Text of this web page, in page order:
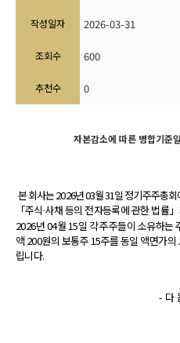
작성일자 2026-03-31
조회수 600
추천수 0
자본감소에 따른 병합기준
본 회사는2026년03월31일 정기주주총
「주식·사채 등의 전자등록에 관한 법률
2026년 04월 15일 각 주주들이 소유하는
액 200원의 보통주 15주를 동일 액면가
립니다.
- 다